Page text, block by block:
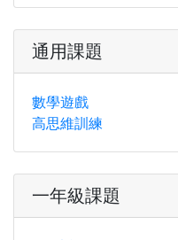
通用課題
數學遊戲
高思維訓練
一年級課題